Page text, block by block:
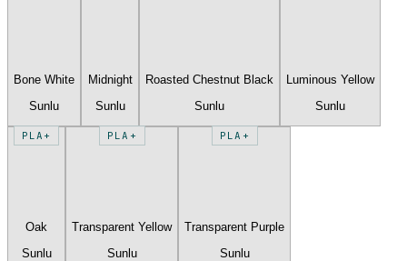
Bone White
Sunlu
Midnight
Sunlu
Roasted Chestnut Black
Sunlu
Luminous Yellow
Sunlu
PLA+
Oak
Sunlu
PLA+
Transparent Yellow
Sunlu
PLA+
Transparent Purple
Sunlu